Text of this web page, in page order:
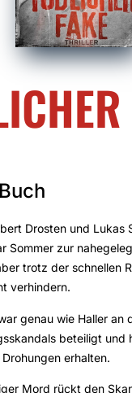
Drosten und Lukas
Sommer zur
trotz der schnellen
verhindern.
genau wie Haller an
beteiligt und
erhalten.
Mord rückt den